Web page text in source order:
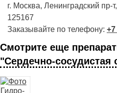
г. Москва, Ленинградский пр-
125167
Заказывайте по телефону:
Смотрите еще
"Сердечно-сосудистая